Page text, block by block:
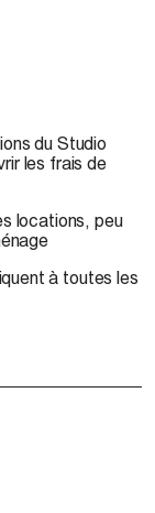
du Studio
les frais de
locations, peu
à toutes les